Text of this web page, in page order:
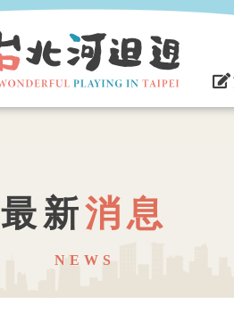
最新消息
NEWS